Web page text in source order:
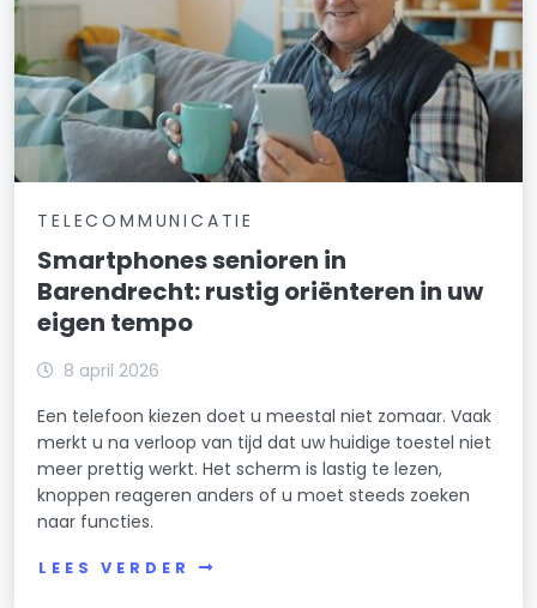
TELECOMMUNICATIE
Smartphones senioren in
Barendrecht: rustig oriënteren in uw
eigen tempo
8 april 2026
Een telefoon kiezen doet u meestal niet zomaar. Vaak
merkt u na verloop van tijd dat uw huidige toestel niet
meer prettig werkt. Het scherm is lastig te lezen,
knoppen reageren anders of u moet steeds zoeken
naar functies.
LEES VERDER